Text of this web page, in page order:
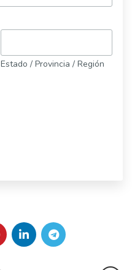
Estado / Provincia / Región